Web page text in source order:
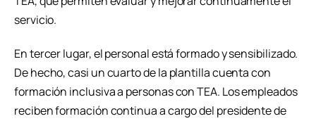
servicio.
En tercer lugar, el personal está formado y sensibilizado.
De hecho, casi un cuarto de la plantilla cuenta con
formación inclusiva a personas con TEA. Los empleados
reciben formación continua a cargo del presidente de